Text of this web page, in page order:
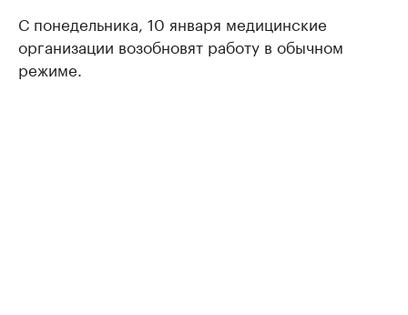
С понедельника, 10 января медицинские
организации возобновят работу в обычном
режиме.